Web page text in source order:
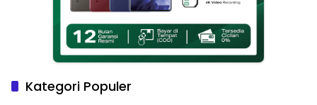
Kategori Populer